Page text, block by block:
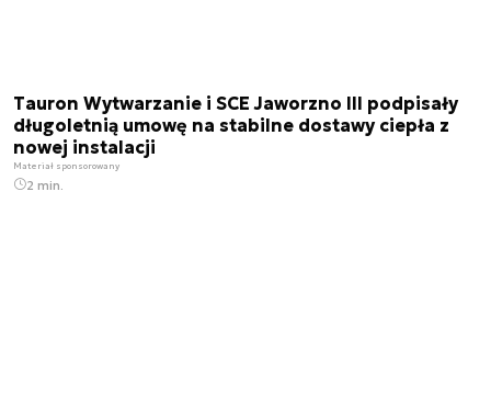
Tauron Wytwarzanie i SCE Jaworzno III podpisały
długoletnią umowę na stabilne dostawy ciepła z
nowej instalacji
Materiał sponsorowany
2 min.